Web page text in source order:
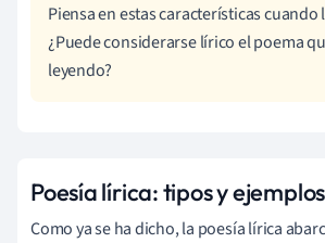
Piensa en estas características cuando
¿Puede considerarse lírico el poema
leyendo?
Poesía lírica: tipos y ejemplos
Como ya se ha dicho, la poesía lírica